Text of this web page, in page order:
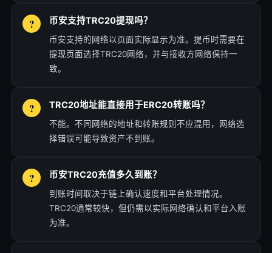
币安支持TRC20提现吗？
币安支持的网络以页面实际显示为准。提币时需要在
提现页面选择TRC20网络，并与接收方网络保持一
致。
TRC20地址能直接用于ERC20转账吗？
不能。不同网络的地址和转账规则不应混用，网络选
择错误可能导致资产不到账。
币安TRC20充值多久到账？
到账时间取决于链上确认速度和平台处理情况。
TRC20通常较快，但仍需以实际网络确认和平台入账
为准。